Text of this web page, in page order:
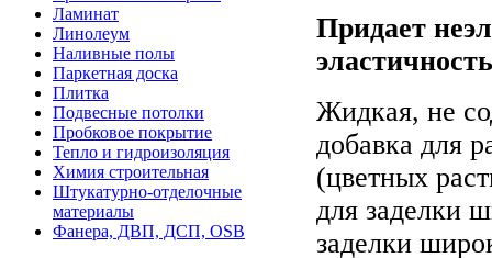
Ламинат
Линолеум
Наливные полы
Паркетная доска
Плитка
Подвесные потолки
Пробковое покрытие
Тепло и гидроизоляция
Химия строительная
Штукатурно-отделочные
материалы
Фанера, ДВП, ДСП, OSB
Придает
Жидкая, не
добавка для
(цветных
для заделки
заделки